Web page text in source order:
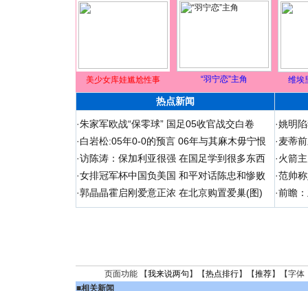
美少女库娃尴尬性事 “羽宁恋”主角 维埃
热点新闻
·朱家军欧战“保零球” 国足05收官战交白卷
·白岩松:05年0-0的预言 06年与其麻木毋宁恨
·访陈涛：保加利亚很强 在国足学到很多东西
·女排冠军杯中国负美国 和平对话陈忠和惨败
·郭晶晶霍启刚爱意正浓 在北京购置爱巢(图)
·姚明
·麦蒂
·火箭
·范帅
·前瞻
页面功能 【我来说两句 】【热点排行】【推荐】【字体
■相关新闻